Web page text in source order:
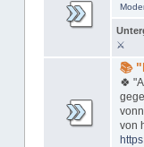
⚔
📚
🍀
von